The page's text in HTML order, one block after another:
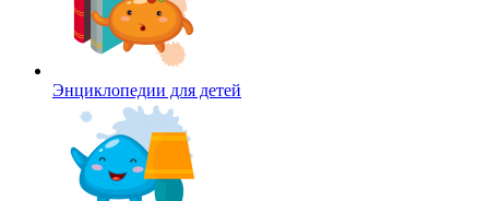
Энциклопедии для детей